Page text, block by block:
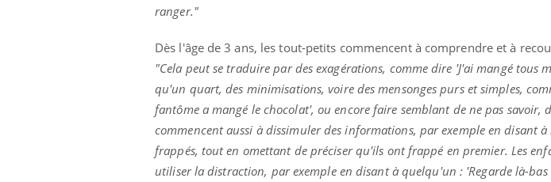
ranger."
Dès l'âge de 3 ans, les tout-petits commencent à comprendre et à
"Cela peut se traduire par des exagérations, comme dire 'J'ai mangé tous
qu'un quart, des minimisations, voire des mensonges purs et simples,
fantôme a mangé le chocolat', ou encore faire semblant de ne pas savoir,
commencent aussi à dissimuler des informations, par exemple en disant
frappés, tout en omettant de préciser qu'ils ont frappé en premier. Les
utiliser la distraction, par exemple en disant à quelqu'un : 'Regarde là-